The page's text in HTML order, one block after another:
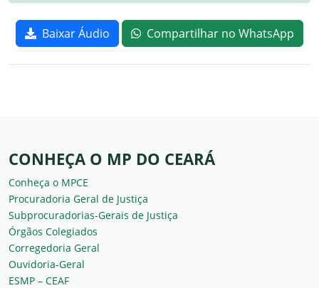
Baixar Áudio Compartilhar no WhatsApp
CONHEÇA O MP DO CEARÁ
Conheça o MPCE
Procuradoria Geral de Justiça
Subprocuradorias-Gerais de Justiça
Órgãos Colegiados
Corregedoria Geral
Ouvidoria-Geral
ESMP – CEAF